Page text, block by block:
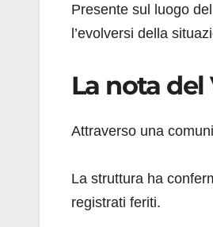
Presente sul luogo
l’evolversi della
La nota del
Attraverso una
La struttura ha
registrati feriti.